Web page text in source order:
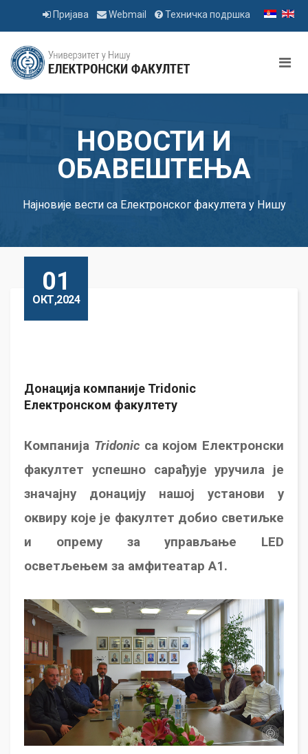
Пријава Webmail Техничка подршка
НОВОСТИ И
ОБАВЕШТЕЊА
Најновије вести са Електронског факултета у Нишу
01
ОКТ,2024
Донација компаније Tridonic
Електронском факултету
Компанија Tridonic са којом Електронски
факултет успешно сарађује уручила је
значајну донацију нашој установи у
оквиру које је факултет добио светиљке
и опрему за управљање LED
осветљењем за амфитеатар А1.